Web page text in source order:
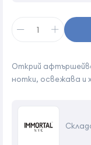
Открий
нотки, освежава и